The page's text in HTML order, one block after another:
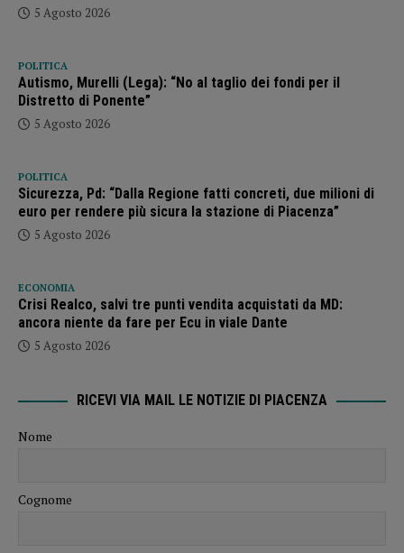
5 Agosto 2026
POLITICA
Autismo, Murelli (Lega): “No al taglio dei fondi per il
Distretto di Ponente”
5 Agosto 2026
POLITICA
Sicurezza, Pd: “Dalla Regione fatti concreti, due milioni di
euro per rendere più sicura la stazione di Piacenza”
5 Agosto 2026
ECONOMIA
Crisi Realco, salvi tre punti vendita acquistati da MD:
ancora niente da fare per Ecu in viale Dante
5 Agosto 2026
RICEVI VIA MAIL LE NOTIZIE DI PIACENZA
Nome
Cognome